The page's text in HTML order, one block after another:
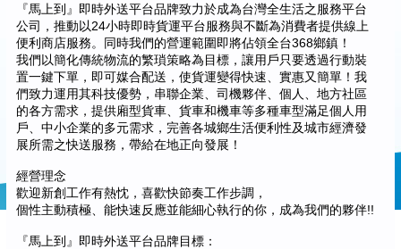
『馬上到』即時外送平台品牌致力於成為台灣全生活之服務平台
公司，推動以24小時即時貨運平台服務與不斷為消費者提供線上
便利商店服務。同時我們的營運範圍即將佔領全台368鄉鎮！
我們以簡化傳統物流的繁瑣策略為目標，讓用戶只要透過行動裝
置一鍵下單，即可媒合配送，使貨運變得快速、實惠又簡單！我
們致力運用其科技優勢，串聯企業、司機夥伴、個人、地方社區
的各方需求，提供廂型貨車、貨車和機車等多種車型滿足個人用
戶、中小企業的多元需求，完善各城鄉生活便利性及城市經濟發
展所需之快送服務，帶給在地正向發展！
經營理念
歡迎新創工作有熱忱，喜歡快節奏工作步調，
個性主動積極、能快速反應並能細心執行的你，成為我們的夥伴!!
『馬上到』即時外送平台品牌目標：